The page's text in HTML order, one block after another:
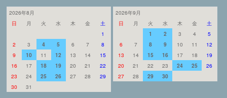
2026年8月
日
月 火 水 木 金
土
1
2
3 4 5 6 7
8
9
10 11 12 13 14
15
16
17 18 19 20 21
22
23
24 25 26 27 28
29
30
31
2026年9月
日
月 火 水 木 金
土
1
2 3 4
5
6
7 8 9 10 11
12
13
14 15 16 17 18
19
20
21 22 23 24 25
26
27
28 29 30